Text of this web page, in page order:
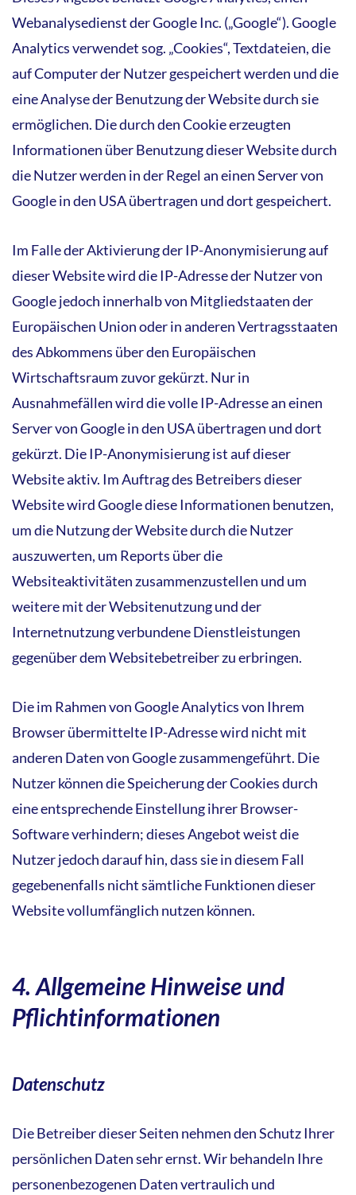
Webanalysedienst der Google Inc. („Google“). Google
Analytics verwendet sog. „Cookies“, Textdateien, die
auf Computer der Nutzer gespeichert werden und die
eine Analyse der Benutzung der Website durch sie
ermöglichen. Die durch den Cookie erzeugten
Informationen über Benutzung dieser Website durch
die Nutzer werden in der Regel an einen Server von
Google in den USA übertragen und dort gespeichert.
Im Falle der Aktivierung der IP-Anonymisierung auf
dieser Website wird die IP-Adresse der Nutzer von
Google jedoch innerhalb von Mitgliedstaaten der
Europäischen Union oder in anderen Vertragsstaaten
des Abkommens über den Europäischen
Wirtschaftsraum zuvor gekürzt. Nur in
Ausnahmefällen wird die volle IP-Adresse an einen
Server von Google in den USA übertragen und dort
gekürzt. Die IP-Anonymisierung ist auf dieser
Website aktiv. Im Auftrag des Betreibers dieser
Website wird Google diese Informationen benutzen,
um die Nutzung der Website durch die Nutzer
auszuwerten, um Reports über die
Websiteaktivitäten zusammenzustellen und um
weitere mit der Websitenutzung und der
Internetnutzung verbundene Dienstleistungen
gegenüber dem Websitebetreiber zu erbringen.
Die im Rahmen von Google Analytics von Ihrem
Browser übermittelte IP-Adresse wird nicht mit
anderen Daten von Google zusammengeführt. Die
Nutzer können die Speicherung der Cookies durch
eine entsprechende Einstellung ihrer Browser-
Software verhindern; dieses Angebot weist die
Nutzer jedoch darauf hin, dass sie in diesem Fall
gegebenenfalls nicht sämtliche Funktionen dieser
Website vollumfänglich nutzen können.
4. Allgemeine Hinweise und
Pflichtinformationen
Datenschutz
Die Betreiber dieser Seiten nehmen den Schutz Ihrer
persönlichen Daten sehr ernst. Wir behandeln Ihre
personenbezogenen Daten vertraulich und